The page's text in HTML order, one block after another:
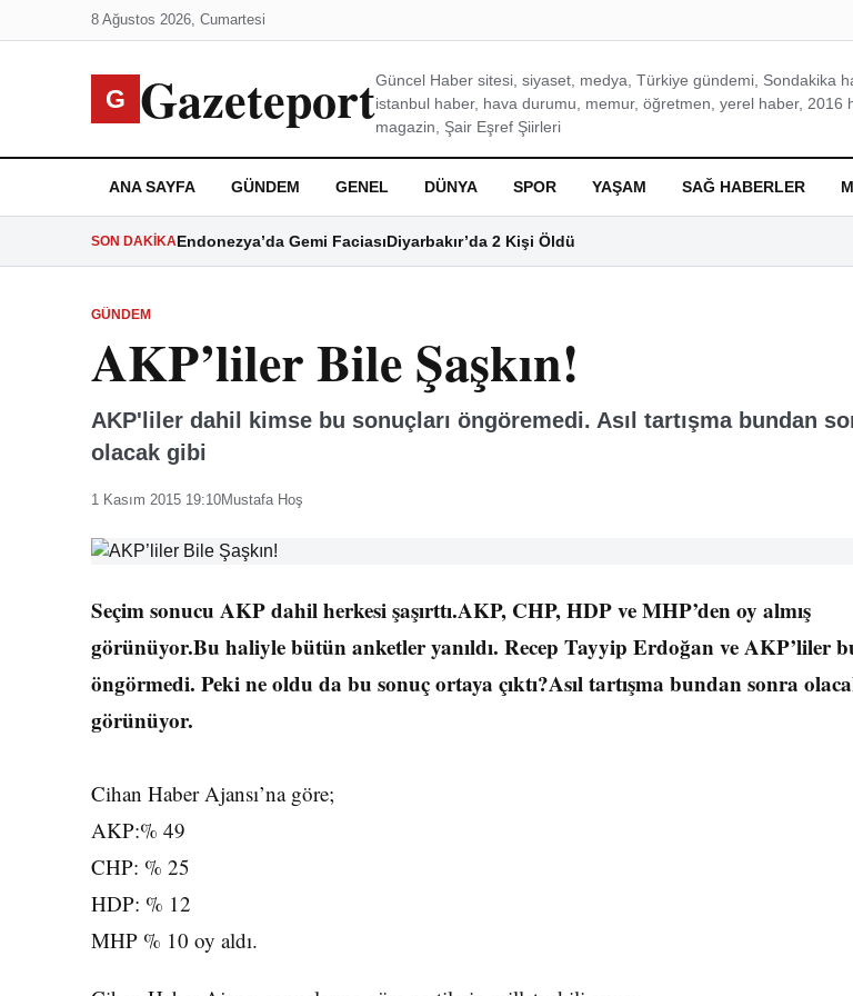
8 Ağustos 2026, Cumartesi
G GazeteportGüncel Haber sitesi, siyaset, medya, Türkiye gündemi, Sondakika
istanbul haber, hava durumu, memur, öğretmen, yerel haber, 2016
magazin, Şair Eşref Şiirleri
ANA SAYFA GÜNDEM GENEL DÜNYA SPOR YAŞAM SAĞ HABERLER
SON DAKIKAEndonezya’da Gemi FaciasıDiyarbakır’da 2 Kişi Öldü
GÜNDEM
AKP’liler Bile Şaşkın!
AKP'liler dahil kimse bu sonuçları öngöremedi. Asıl tartışma bundan
olacak gibi
1 Kasım 2015 19:10Mustafa Hoş
Seçim sonucu AKP dahil herkesi şaşırttı.AKP, CHP, HDP ve MHP’den oy almış
görünüyor.Bu haliyle bütün anketler yanıldı. Recep Tayyip Erdoğan ve AKP’liler
öngörmedi. Peki ne oldu da bu sonuç ortaya çıktı?Asıl tartışma bundan sonra
görünüyor.
Cihan Haber Ajansı’na göre;
AKP:% 49
CHP: % 25
HDP: % 12
MHP % 10 oy aldı.